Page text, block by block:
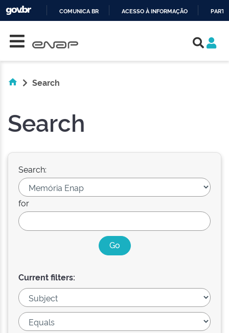
COMUNICA BR ACESSO À INFORMAÇÃO
Search
Search
Search:
for
Current filters: